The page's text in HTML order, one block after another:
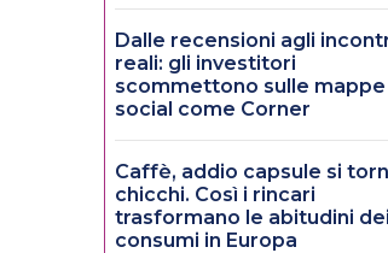
Dalle recensioni agli
reali: gli investitori
scommettono sulle mappe
social come Corner
Caffè, addio capsule si
chicchi. Così i rincari
trasformano le abitudini dei
consumi in Europa